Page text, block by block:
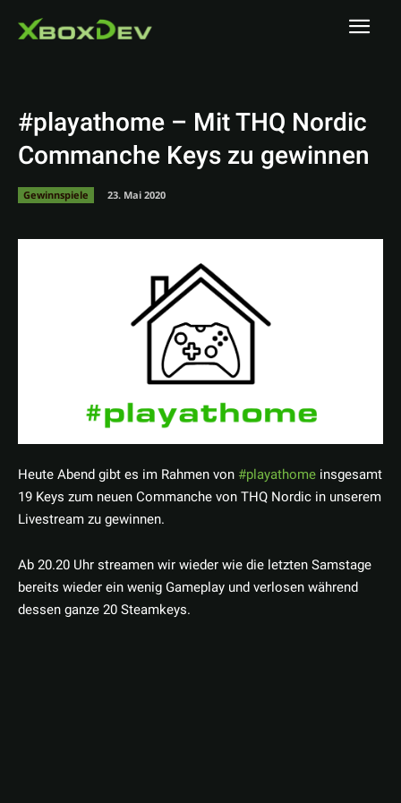
#playathome – Mit THQ Nordic
Commanche Keys zu gewinnen
Gewinnspiele 23. Mai 2020
Heute Abend gibt es im Rahmen von #playathome insgesamt
19 Keys zum neuen Commanche von THQ Nordic in unserem
Livestream zu gewinnen.
Ab 20.20 Uhr streamen wir wieder wie die letzten Samstage
bereits wieder ein wenig Gameplay und verlosen während
dessen ganze 20 Steamkeys.